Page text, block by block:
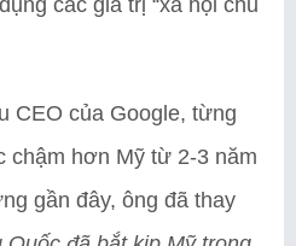
CEO của Google, từng
chậm hơn Mỹ từ 2-3 năm
gần đây, ông đã thay